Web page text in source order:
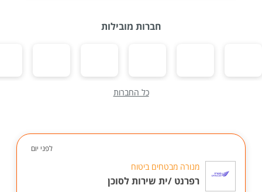
חברות מובילות
כל החברות
לפני יום
מנורה מבטחים ביטוח
רפרנט /ית שירות לסוכן